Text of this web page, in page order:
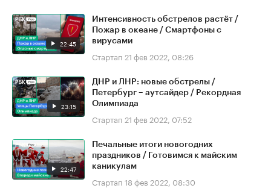
22:45
Интенсивность обстрелов растёт /
Пожар в океане / Смартфоны с
вирусами
Стартап 21 фев 2022, 08:26
23:15
ДНР и ЛНР: новые обстрелы /
Петербург – аутсайдер / Рекордная
Олимпиада
Стартап 21 фев 2022, 07:52
22:47
Печальные итоги новогодних
праздников / Готовимся к майским
каникулам
Стартап 18 фев 2022, 08:30